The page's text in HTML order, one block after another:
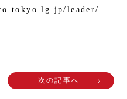
leader/
次の記事へ